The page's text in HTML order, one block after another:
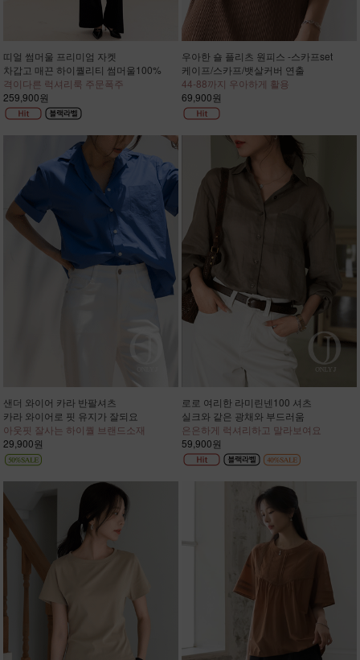
띠얼 썸머울 프리미엄 자켓
차갑고 매끈 하이퀄리티 썸머울100%
격이다른 럭셔리룩 주문폭주
259,900원
우아한 숄 플리츠 원피스 -스카프set
케이프/스카프/뱃살커버 연출
44-88까지 우아하게 활용
69,900원
샌더 와이어 카라 반팔셔츠
카라 와이어로 핏 유지가 잘되요
아웃핏 잘사는 하이퀄 브랜드소재
29,900원
로로 여리한 라미린넨100 셔츠
실크와 같은 광채와 부드러움
은은하게 럭셔리하고 말라보여요
59,900원